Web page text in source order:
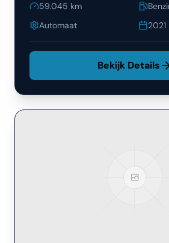
59.045 km
Automaat
2021
Bekijk Details